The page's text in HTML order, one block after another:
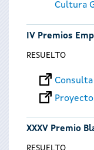
Cultura
IV Premios
RESUELTO
XXXV Premio